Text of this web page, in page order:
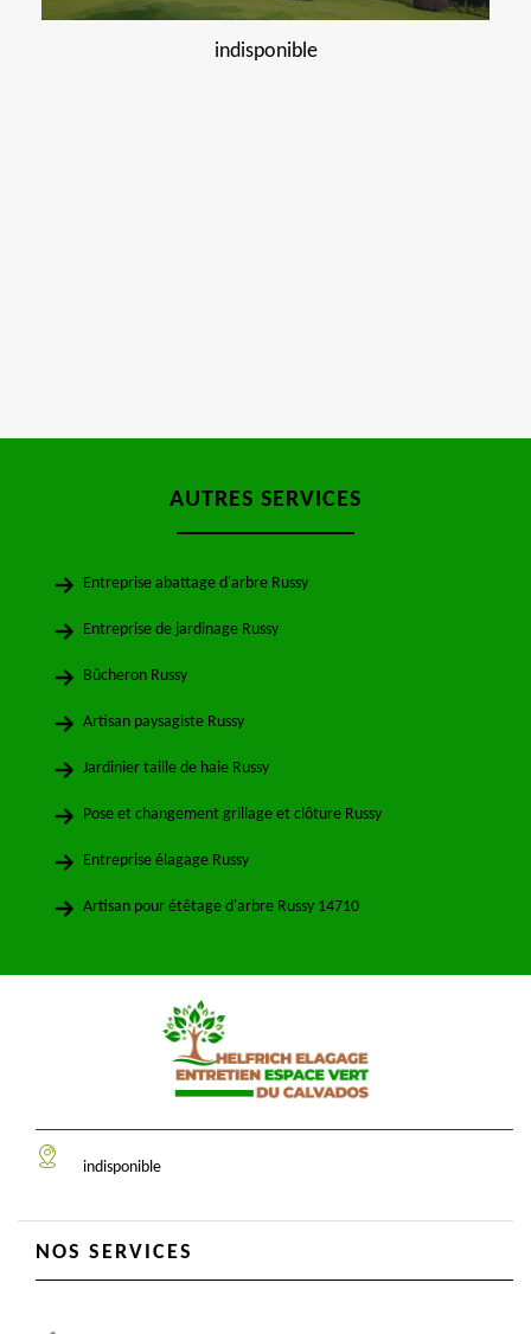
indisponible
AUTRES SERVICES
Entreprise abattage d'arbre Russy
Entreprise de jardinage Russy
Bûcheron Russy
Artisan paysagiste Russy
Jardinier taille de haie Russy
Pose et changement grillage et clôture Russy
Entreprise élagage Russy
Artisan pour étêtage d'arbre Russy 14710
indisponible
NOS SERVICES